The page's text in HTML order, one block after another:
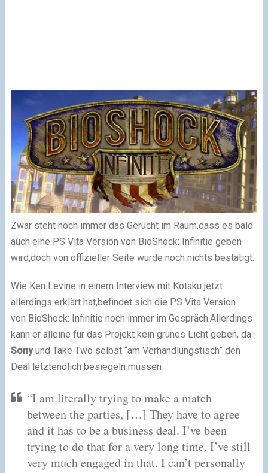
Zwar steht noch immer das Gerücht im Raum,dass es bald
auch eine PS Vita Version von BioShock: Infinitie geben
wird,doch von offizieller Seite wurde noch nichts bestätigt.
Wie Ken Levine in einem Interview mit Kotaku jetzt
allerdings erklärt hat,befindet sich die PS Vita Version
von BioShock: Infinitie noch immer im Gespräch.Allerdings
kann er alleine für das Projekt kein grünes Licht geben, da
Sonyund Take Two selbst “am Verhandlungstisch” den
Deal letztendlich besiegeln müssen
“I am literally trying to make a match
between the parties, […] They have to agree
and it has to be a business deal. I’ve been
trying to do that for a very long time. I’ve still
very much engaged in that. I can’t personally